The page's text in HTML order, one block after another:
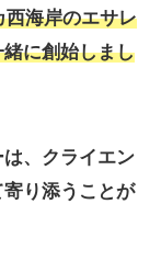
西海岸のエサレ
に創始しまし
、クライエン
寄り添うことが